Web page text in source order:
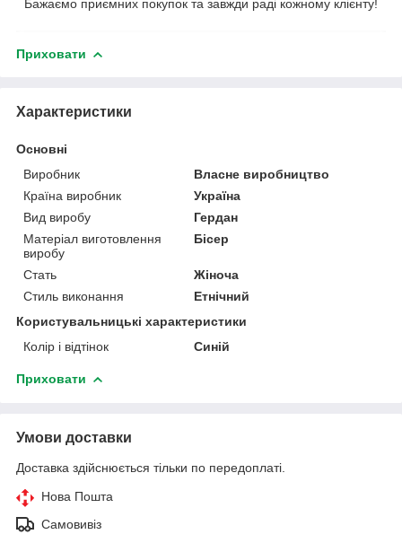
Бажаємо приємних покупок та завжди раді кожному клієнту!
Приховати
Характеристики
Основні
Виробник
Власне виробництво
Країна виробник
Україна
Вид виробу
Гердан
Матеріал виготовлення
виробу
Бісер
Стать
Жіноча
Стиль виконання
Етнічний
Користувальницькі характеристики
Колір і відтінок
Синій
Приховати
Умови доставки
Доставка здійснюється тільки по передоплаті.
Нова Пошта
Самовивіз